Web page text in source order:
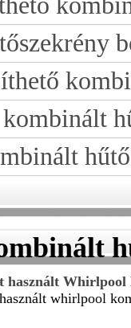
hűtő
használt
whirlpool